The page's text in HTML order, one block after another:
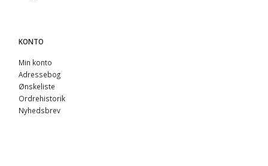
KONTO
Min konto
Adressebog
Ønskeliste
Ordrehistorik
Nyhedsbrev